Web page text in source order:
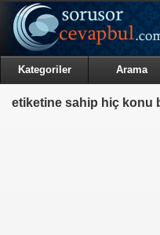
Kategoriler Arama
etiketine sahip hiç konu